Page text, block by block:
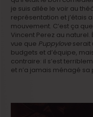
je suis allée le voir au
représentation et j’étais
mouvement. C’est ça
Vincent Perez au
vue que Puppylove serait
budgets et d’équipe,
contraire: il s’est
et n’a jamais ménagé sa